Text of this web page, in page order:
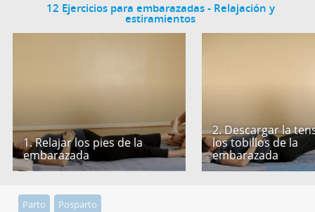
12 Ejercicios para embarazadas - Relajación y
estiramientos
1. Relajar los pies de la
embarazada
2. Descargar la
los tobillos de la
embarazada
Parto Posparto